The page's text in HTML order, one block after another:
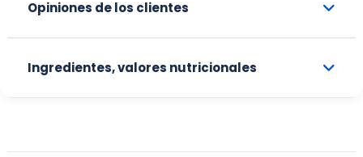
Opiniones de los clientes
Ingredientes, valores nutricionales